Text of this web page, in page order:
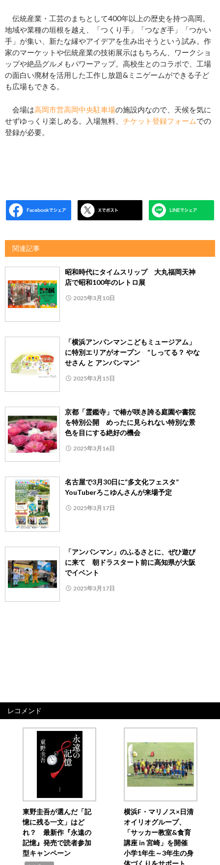
伝統産業・工芸のまちとして400年以上の歴史を持つ高岡。
地域や業種の垣根を越え、「つくり手」「つなぎ手」「つかい
手」が集い、新たな縁やアイデアを生み出そうという試み。作
家のマーケットや伝統産業の技術展示はもちろん、ワークショ
ップや絶品グルメもパワーアップ。高校生とのコラボで、工場
の面白い廃材を活用した工作し放題&ミニゲームができる子ど
も広場もできる。
会場は高岡市営高岡中央駐車場の施設内なので、天候を気に
せずゆっくり楽しめる。入場無料、 チケット登録フォームでの
登録が必要。
関連記事
昭和時代にタイムスリップ 大丸福岡天神
店で昭和100年のレトロ展
2025年3月10日
「横浜アンパンマンこどもミュージアム」
に特別エリアがオープン “しってる？ やな
せさん と アンパンマン”
2025年3月15日
京都「霊鑑寺」で椿が咲き誇る庭園や書院
を特別公開 めったに見られない特別な景
色を目にする絶好の機会
2025年3月16日
名古屋で3月30日に“多文化フェスタ”
YouTuberろこゆんさんが来場予定
2025年3月17日
「アンパンマン」のふるさとに、ぜひ遊び
に来て 朝ドラスタート前に高知県が大阪
でイベント
2025年3月17日
レコメンド
東野圭吾が選んだ「記
憶に残る一文」はど
れ？ 最新作『永遠の
記憶』発売で読者参加
型キャンペーン
横浜F・マリノス×日清
オイリオグループ、
「サッカー教室&食育
講座 in 宮崎」を開催
小学1年生～3年生の身